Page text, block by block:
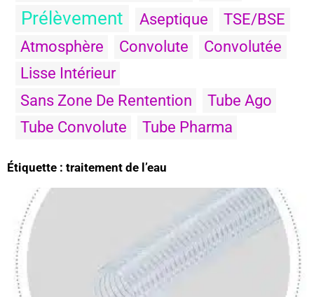
Prélèvement
Aseptique
TSE/BSE
Atmosphère
Convolute
Convolutée
Lisse Intérieur
Sans Zone De Rentention
Tube Ago
Tube Convolute
Tube Pharma
Étiquette : traitement de l’eau